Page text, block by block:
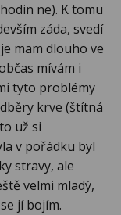
ne). K tomu
záda, svedí
mam dlouho ve
mívám i
tyto problémy
krve (štítná
už si
v pořádku byl
stravy, ale
velmi mladý,
jí bojím.